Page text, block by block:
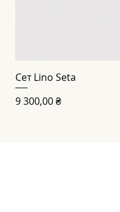
Сет Lino Seta
Ціна
9 300,00 ₴